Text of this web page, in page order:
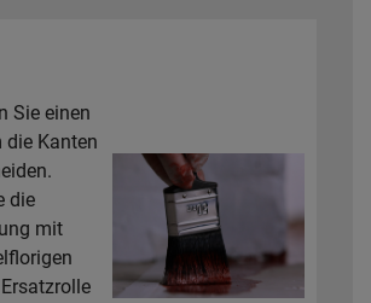
Sie einen
die Kanten
die
mit